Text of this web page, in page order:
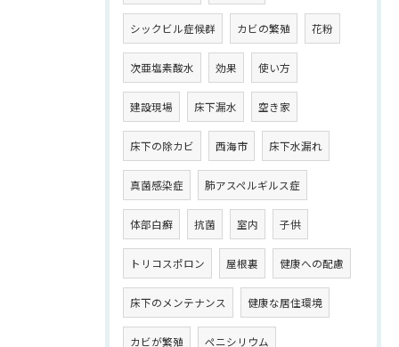
シックビル症候群 カビの繁殖 花粉
次亜塩素酸水 効果 使い方
建設現場 床下漏水 空き家
床下の除カビ 西海市 床下水漏れ
真菌感染症 肺アスペルギルス症
体部白癬 抗菌 室内 子供
トリコスポロン 屋根裏 健康への配慮
床下のメンテナンス 健康な居住環境
カビが繁殖 ペニシリウム